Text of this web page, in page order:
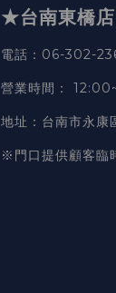
★台南東橋
電話 ：06-302-
營業時間 ：
地址 ：台南市永
※門口提供顧客臨